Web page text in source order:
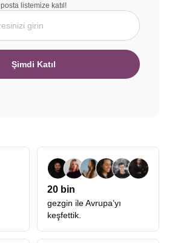
posta listemize katıl!
Şimdi Katıl
20 bin
gezgin ile Avrupa’yı
keşfettik.